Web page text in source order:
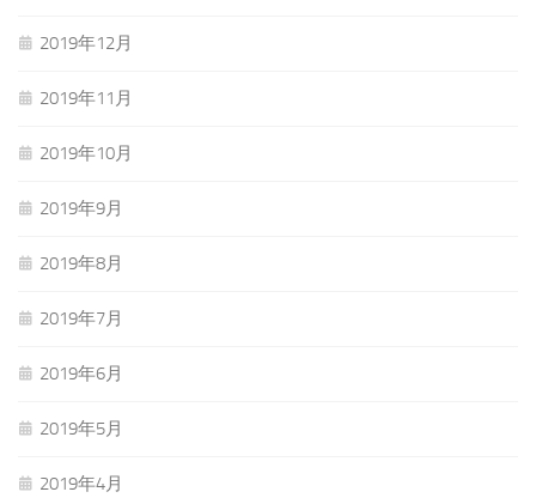
2019年12月
2019年11月
2019年10月
2019年9月
2019年8月
2019年7月
2019年6月
2019年5月
2019年4月